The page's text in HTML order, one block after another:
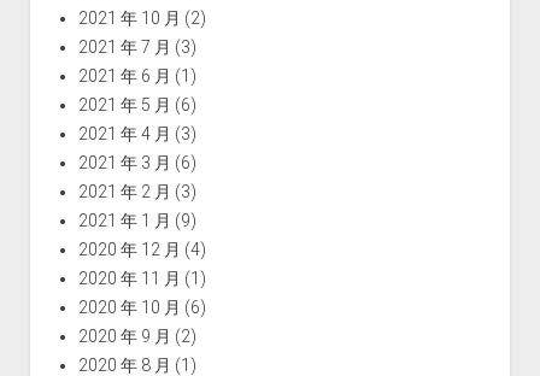
2021 年 10 月 (2)
2021 年 7 月 (3)
2021 年 6 月 (1)
2021 年 5 月 (6)
2021 年 4 月 (3)
2021 年 3 月 (6)
2021 年 2 月 (3)
2021 年 1 月 (9)
2020 年 12 月 (4)
2020 年 11 月 (1)
2020 年 10 月 (6)
2020 年 9 月 (2)
2020 年 8 月 (1)